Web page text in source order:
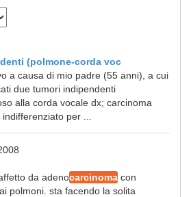
(polmone-corda voc
a causa di mio padre (55 anni), a cui
due tumori indipendenti
alla corda vocale dx; carcinoma
per ...
da adenocarcinoma con
polmoni. sta facendo la solita